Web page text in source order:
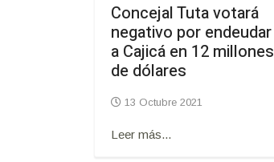
Concejal Tuta votará
negativo por endeudar
a Cajicá en 12 millones
de dólares
13 Octubre 2021
Leer más...